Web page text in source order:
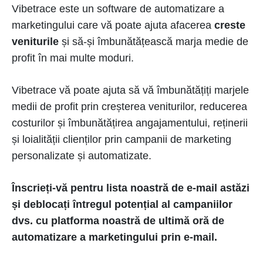
Vibetrace este un software de automatizare a
marketingului care vă poate ajuta afacerea creste
veniturile și să-și îmbunătățească marja medie de
profit în mai multe moduri.
Vibetrace vă poate ajuta să vă îmbunătățiți marjele
medii de profit prin creșterea veniturilor, reducerea
costurilor și îmbunătățirea angajamentului, reținerii
și loialității clienților prin campanii de marketing
personalizate și automatizate.
Înscrieți-vă pentru lista noastră de e-mail astăzi
și deblocați întregul potențial al campaniilor
dvs. cu platforma noastră de ultimă oră de
automatizare a marketingului prin e-mail.